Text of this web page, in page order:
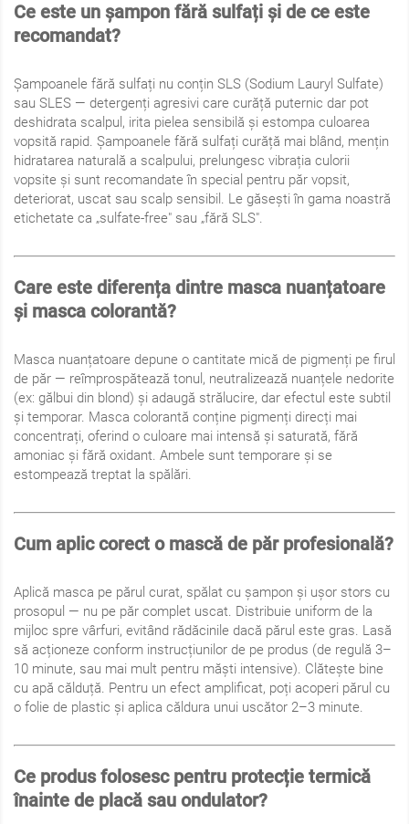
Ce este un șampon fără sulfați și de ce este
recomandat?
Șampoanele fără sulfați nu conțin SLS (Sodium Lauryl Sulfate)
sau SLES — detergenți agresivi care curăță puternic dar pot
deshidrata scalpul, irita pielea sensibilă și estompa culoarea
vopsită rapid. Șampoanele fără sulfați curăță mai blând, mențin
hidratarea naturală a scalpului, prelungesc vibrația culorii
vopsite și sunt recomandate în special pentru păr vopsit,
deteriorat, uscat sau scalp sensibil. Le găsești în gama noastră
etichetate ca „sulfate-free" sau „fără SLS".
Care este diferența dintre masca nuanțatoare
și masca colorantă?
Masca nuanțatoare depune o cantitate mică de pigmenți pe firul
de păr — reîmprospătează tonul, neutralizează nuanțele nedorite
(ex: gălbui din blond) și adaugă strălucire, dar efectul este subtil
și temporar. Masca colorantă conține pigmenți direcți mai
concentrați, oferind o culoare mai intensă și saturată, fără
amoniac și fără oxidant. Ambele sunt temporare și se
estompează treptat la spălări.
Cum aplic corect o mască de păr profesională?
Aplică masca pe părul curat, spălat cu șampon și ușor stors cu
prosopul — nu pe păr complet uscat. Distribuie uniform de la
mijloc spre vârfuri, evitând rădăcinile dacă părul este gras. Lasă
să acționeze conform instrucțiunilor de pe produs (de regulă 3–
10 minute, sau mai mult pentru măști intensive). Clătește bine
cu apă călduță. Pentru un efect amplificat, poți acoperi părul cu
o folie de plastic și aplica căldura unui uscător 2–3 minute.
Ce produs folosesc pentru protecție termică
înainte de placă sau ondulator?